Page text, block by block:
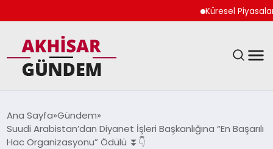
Küresel Piyasalar
DÜNYA
Ana Sayfa Gündem
Suudi Arabistan’dan Diyanet İşleri Başkanlığına “En Başarılı
Hac Organizasyonu” Ödülü ⏬👇